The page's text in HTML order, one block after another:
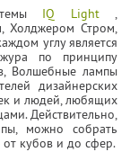
IQ Light,
Холджером Стром,
углу является
по принципу
Волшебные лампы
дизайнерских
и людей, любящих
Действительно,
можно собрать
от кубов и до сфер.